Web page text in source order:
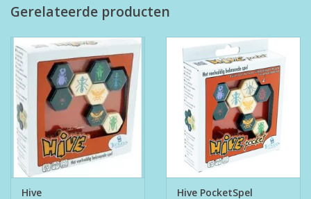
Gerelateerde producten
Hive
Hive PocketSpel